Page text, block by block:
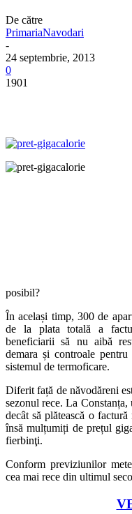
De către
PrimariaNavodari
-
24 septembrie, 2013
0
1901
posibil?
În același timp, 300 de
de la plata totală a
beneficiarii să nu aibă
demara și controale
sistemul de termoficare.
Diferit față de năvodăreni
sezonul rece. La
decât să plătească o
însă mulțumiți de prețul
fierbinţi.
Conform previziunilor
cea mai rece din ultimul